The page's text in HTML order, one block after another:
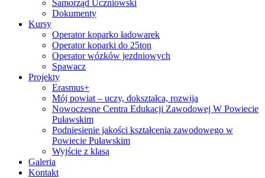
Samorząd Uczniowski
Dokumenty
Kursy
Operator koparko ładowarek
Operator koparki do 25ton
Operator wózków jezdniowych
Spawacz
Projekty
Erasmus+
Mój powiat – uczy, dokształca, rozwija
Nowoczesne Centra Edukacji Zawodowej W Powiecie
Puławskim
Podniesienie jakości kształcenia zawodowego w
Powiecie Puławskim
Wyjście z klasą
Galeria
Kontakt